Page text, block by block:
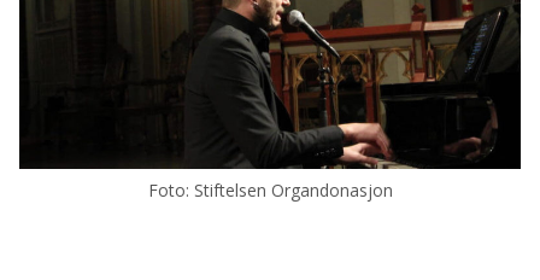
Foto: Stiftelsen Organdonasjon